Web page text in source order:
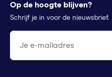
Stichtingen en goede doelen
Squla Polen
scoyo
Op de hoogte blijven?
Schrijf je in voor de nieuwsbrief.
Je e-mailadres